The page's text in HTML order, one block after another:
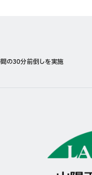
の30分前倒しを実施